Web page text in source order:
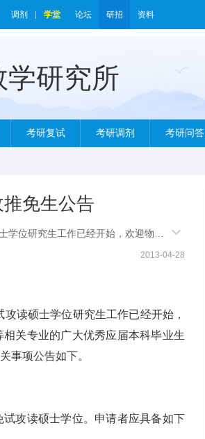
调剂 学堂 论坛 研招 资料
考研复试 考研调剂 考研问答
免生公告
位研究生工作已经开始，欢迎物
2013-04-28
读硕士学位研究生工作已经开始，
关专业的广大优秀应届本科毕业生
事项公告如下。
攻读硕士学位。申请者应具备如下